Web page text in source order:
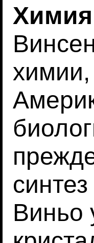
Химия
химии,
Виньо